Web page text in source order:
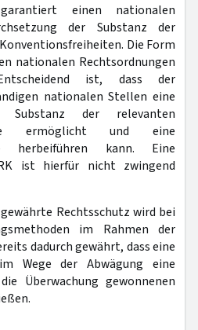
einen nationalen
der Substanz der
Die Form
nationalen Rechtsordnungen
ist, dass der
nationalen Stellen eine
der relevanten
ermöglicht und eine
herbeiführen kann. Eine
ist hierfür nicht zwingend
Rechtsschutz wird bei
im Rahmen der
dadurch gewährt, dass eine
Wege der Abwägung eine
Überwachung gewonnenen